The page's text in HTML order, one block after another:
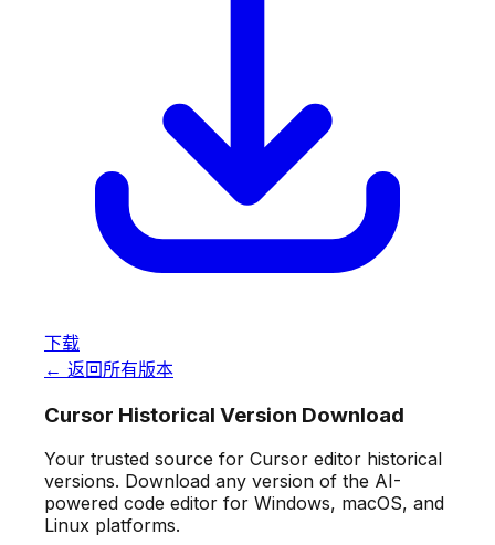
下载
← 返回所有版本
Cursor Historical Version Download
Your trusted source for Cursor editor historical
versions. Download any version of the AI-
powered code editor for Windows, macOS, and
Linux platforms.